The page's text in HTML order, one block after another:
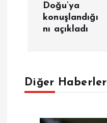
z
Doğu’ya
konuşlandığı
nı açıkladı
Diğer Haberler